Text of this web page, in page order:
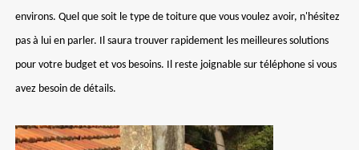
environs. Quel que soit le type de toiture que vous voulez avoir, n'hésitez
pas à lui en parler. Il saura trouver rapidement les meilleures solutions
pour votre budget et vos besoins. Il reste joignable sur téléphone si vous
avez besoin de détails.